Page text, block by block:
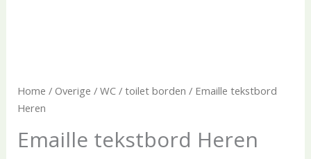
Home / Overige / WC / toilet borden / Emaille tekstbord
Heren
Emaille tekstbord Heren